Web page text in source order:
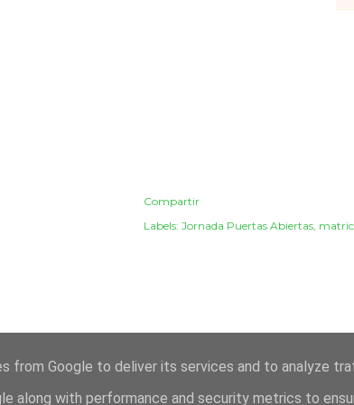
Compartir
Labels: Jornada Puertas Abiertas
from Google to deliver its services and to analyze
along with performance and security metrics to